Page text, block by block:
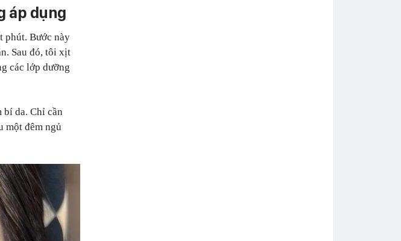
áp dụng
phút. Bước này
Sau đó, tôi xịt
các lớp dưỡng
bí da. Chỉ cần
một đêm ngủ